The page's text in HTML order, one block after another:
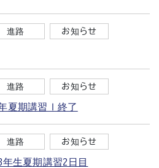
進路 お知らせ
進路 お知らせ
夏期講習Ⅰ終了
進路 お知らせ
生夏期講習2日目